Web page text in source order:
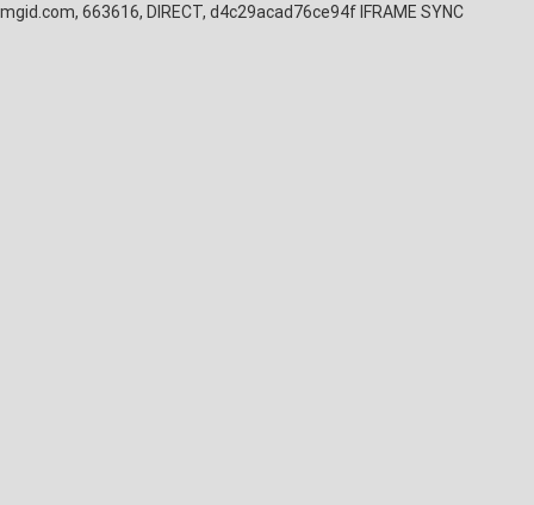
mgid.com, 663616, DIRECT, d4c29acad76ce94f IFRAME SYNC